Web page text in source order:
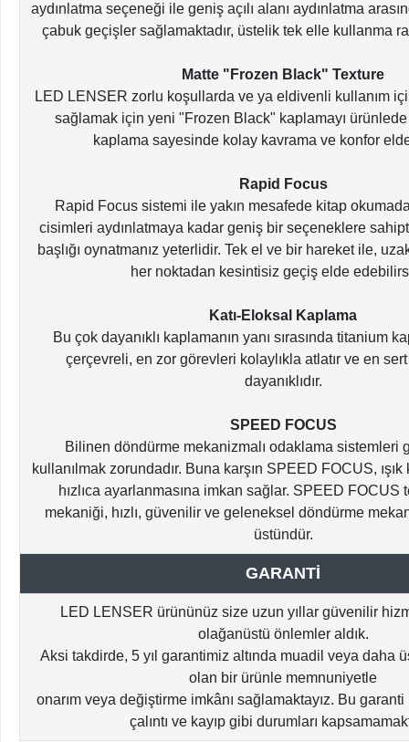
aydınlatma seçeneği ile geniş açılı alanı aydınlatma
çabuk geçişler sağlamaktadır, üstelik tek elle kullanma
Matte "Frozen Black" Texture
LED LENSER zorlu koşullarda ve ya eldivenli kullanım
sağlamak için yeni "Frozen Black" kaplamayı ürünlede
kaplama sayesinde kolay kavrama ve konfor
Rapid Focus
Rapid Focus sistemi ile yakın mesafede kitap
cisimleri aydınlatmaya kadar geniş bir seçeneklere
başlığı oynatmanız yeterlidir. Tek el ve bir hareket ile,
her noktadan kesintisiz geçiş elde
Katı-Eloksal Kaplama
Bu çok dayanıklı kaplamanın yanı sırasında titanium
çerçevreli, en zor görevleri kolaylıkla atlatır ve en
dayanıklıdır.
SPEED FOCUS
Bilinen döndürme mekanizmalı odaklama sistemleri
kullanılmak zorundadır. Buna karşın SPEED FOCUS,
hızlıca ayarlanmasına imkan sağlar. SPEED FOCUS
mekaniği, hızlı, güvenilir ve geleneksel döndürme
üstündür.
GARANTİ
LED LENSER ürününüz size uzun yıllar güvenilir
olağanüstü önlemler aldık.
Aksi takdirde, 5 yıl garantimiz altında muadil veya daha
olan bir ürünle memnuniyetle
onarım veya değiştirme imkânı sağlamaktayız. Bu
çalıntı ve kayıp gibi durumları